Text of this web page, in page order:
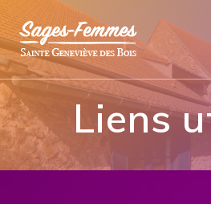
Liens